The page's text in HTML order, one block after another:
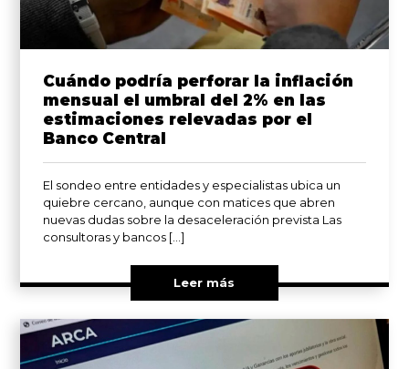
Cuándo podría perforar la inflación
mensual el umbral del 2% en las
estimaciones relevadas por el
Banco Central
El sondeo entre entidades y especialistas ubica un
quiebre cercano, aunque con matices que abren
nuevas dudas sobre la desaceleración prevista Las
consultoras y bancos […]
Leer más